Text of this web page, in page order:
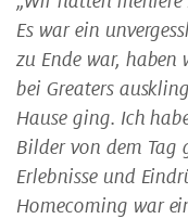
Es war ein
zu Ende war, haben
bei Greaters
Hause ging. Ich
Bilder von dem Tag
Erlebnisse und
Homecoming war